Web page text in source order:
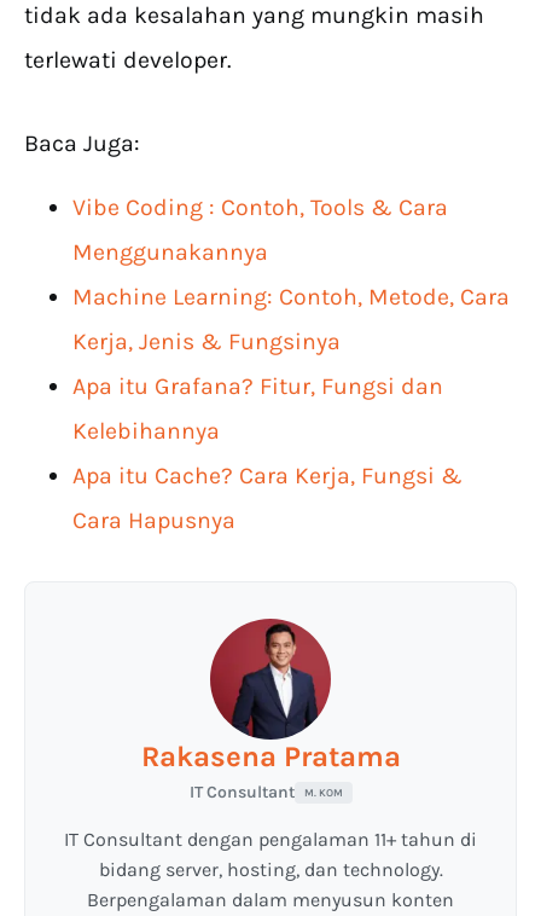
tidak ada kesalahan yang mungkin masih
terlewati developer.
Baca Juga:
Vibe Coding : Contoh, Tools & Cara
Menggunakannya
Machine Learning: Contoh, Metode, Cara
Kerja, Jenis & Fungsinya
Apa itu Grafana? Fitur, Fungsi dan
Kelebihannya
Apa itu Cache? Cara Kerja, Fungsi &
Cara Hapusnya
Rakasena Pratama
IT Consultant M. KOM
IT Consultant dengan pengalaman 11+ tahun di
bidang server, hosting, dan technology.
Berpengalaman dalam menyusun konten